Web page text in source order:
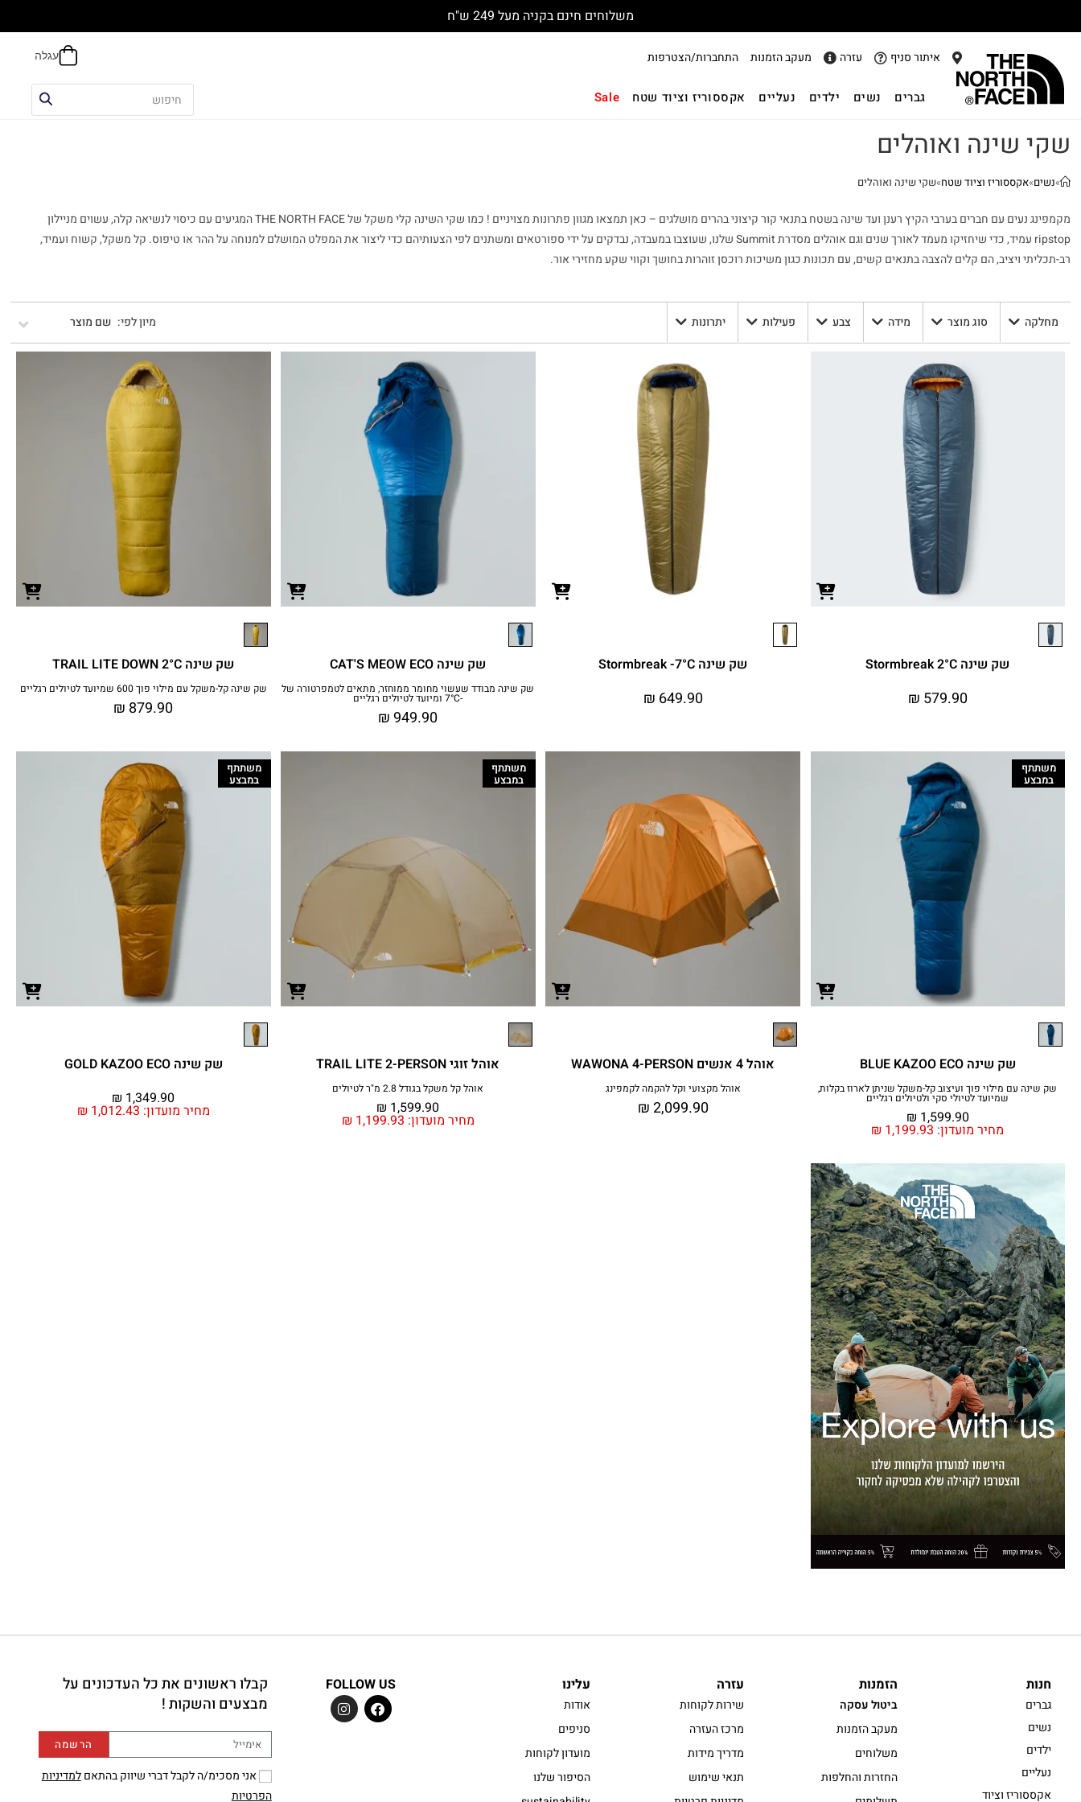
משלוחים חינם בקניה מעל 249 ש"ח
איתור סניף עזרה מעקב הזמנות התחברות/הצטרפות
גברים נשים ילדים נעליים אקססוריז וציוד שטח Sale
שקי שינה ואוהלים
»נשים»אקססוריז וציוד שטח»שקי שינה ואוהלים
מקמפינג נעים עם חברים בערבי הקיץ רענן ועד שינה בשטח בתנאי קור קיצוני בהרים מושלגים – כאן תמצאו מגוון פתרונות מצויניים ! כמו שקי השינה קלי משקל של THE NORTH FACE המגיעים עם כיסוי לנשיאה קלה, עשוים מניילון
ripstop עמיד, כדי שיחזיקו מעמד לאורך שנים וגם אוהלים מסדרת Summit שלנו, שעוצבו במעבדה, נבדקים על ידי ספורטאים ומשתנים לפי הצעותיהם כדי ליצור את המפלט המושלם למנוחה על ההר או טיפוס. קל משקל, קשוח ועמיד,
רב-תכליתי ויציב, הם קלים להצבה בתנאים קשים, עם תכונות כגון משיכות רוכסן זוהרות בחושך וקווי שקע מחזירי אור.
מחלקה סוג מוצר מידה צבע פעילות יתרונות שם מוצר
שק שינה Stormbreak 2°C
₪ 579.90
שק שינה Stormbreak -7°C
₪ 649.90
שק שינה CAT'S MEOW ECO
שק שינה מבודד שעשוי מחומר ממוחזר, מתאים לטמפרטורה של
-7°C ומיועד לטיולים רגליים
₪949.90
שק שינה TRAIL LITE DOWN 2°C
שק שינה קל-משקל עם מילוי פוך 600 שמיועד לטיולים רגליים
₪ 879.90
משתתף
במבצע
שק שינה BLUE KAZOO ECO
שק שינה עם מילוי פוך ועיצוב קל-משקל שניתן לארוז בקלות,
שמיועד לטיולי סקי ולטיולים רגליים
מחיר מועדון: ₪ 1,199.93
₪ 1,599.90
אוהל 4 אנשים WAWONA 4-PERSON
אוהל מקצועי וקל להקמה לקמפינג
₪2,099.90
משתתף
במבצע
אוהל זוגי TRAIL LITE 2-PERSON
אוהל קל משקל בגודל 2.8 מ"ר לטיולים
מחיר מועדון: ₪ 1,199.93
₪ 1,599.90
משתתף
במבצע
שק שינה GOLD KAZOO ECO
מחיר מועדון: ₪ 1,012.43
₪ 1,349.90
חנות
גברים
נשים
ילדים
נעליים
אקססוריז וציוד
הזמנות
ביטול עסקה
מעקב הזמנות
משלוחים
החזרות והחלפות
עזרה
שירות לקוחות
מרכז העזרה
מדריך מידות
תנאי שימוש
עלינו
אודות
סניפים
מועדון לקוחות
הסיפור שלנו
FOLLOW US
קבלו ראשונים את כל העדכונים על
מבצעים והשקות !
אני מסכימ/ה לקבל דברי שיווק בהתאםלמדיניות
הפרטיות
הרשמה